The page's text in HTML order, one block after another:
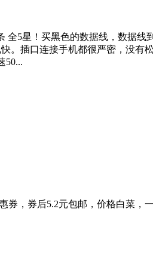
5星！买黑色的数据线，数据线
。插口连接手机都很严密，没有
50...
券，券后5.2元包邮，价格白菜，